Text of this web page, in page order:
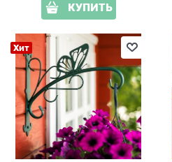
КУПИТЬ
Хит